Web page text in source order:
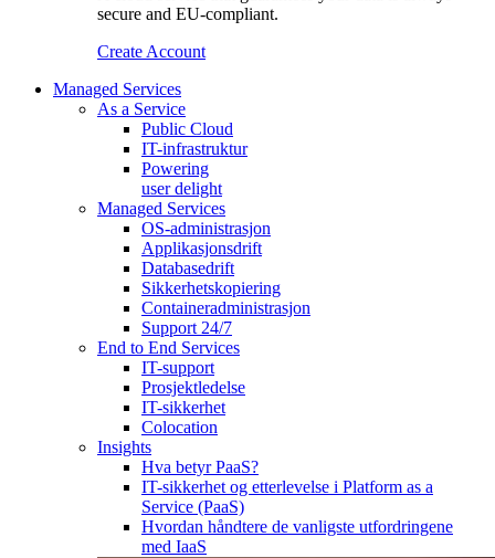
secure and EU-compliant.
Create Account
Managed Services
As a Service
Public Cloud
IT-infrastruktur
Powering
user delight
Managed Services
OS‑administrasjon
Applikasjonsdrift
Databasedrift
Sikkerhetskopiering
Containeradministrasjon
Support 24/7
End to End Services
IT-support
Prosjektledelse
IT-sikkerhet
Colocation
Insights
Hva betyr PaaS?
IT-sikkerhet og etterlevelse i Platform as a
Service (PaaS)
Hvordan håndtere de vanligste utfordringene
med IaaS